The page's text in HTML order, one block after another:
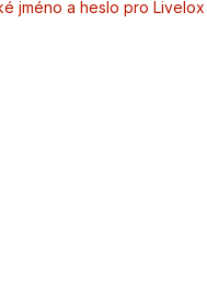
jméno a heslo pro Livelox